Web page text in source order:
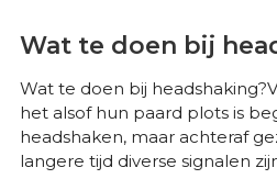
Wat te doen bij
Wat te doen bij
het alsof hun paard plots is
headshaken, maar achteraf
langere tijd diverse signalen